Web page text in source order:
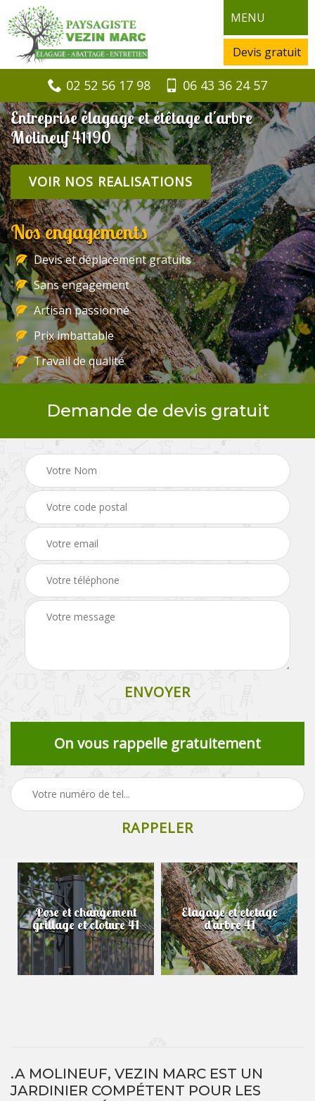
MENU
Devis gratuit
02 52 56 17 98 06 43 36 24 57
Entreprise élagage et étêtage d'arbre
Molineuf 41190
VOIR NOS REALISATIONS
Nos engagements
Devis et déplacement gratuits
Sans engagement
Artisan passionné
Prix imbattable
Travail de qualité
Demande de devis gratuit
On vous rappelle gratuitement
Pose et changement
grillage et cloture 41
Elagage et etetage
d'arbre 41
.A MOLINEUF, VEZIN MARC EST UN
JARDINIER COMPÉTENT POUR LES